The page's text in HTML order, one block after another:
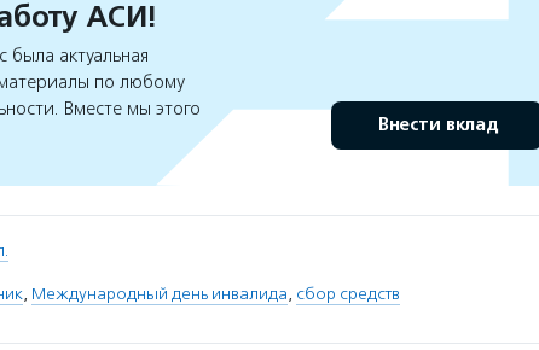
АСИ!
актуальная
по любому
Вместе мы этого
Внести вклад
, Международный день инвалида, сбор средств